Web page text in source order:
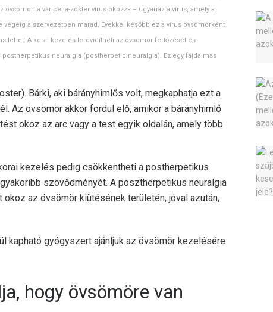
a varicella-zoster vírus okozza – ugyanaz a vírus, amely a
a szervezetben marad. Évekkel később ez a vírus övsömörként
lehet. A korai kezelés lerövidítheti az övsömör fertőzését és
neuralgia (postherpetic neuralgia). Ez egy fájdalmas
Bárki, aki bárányhimlős volt, megkaphatja ezt a
Az övsömör akkor fordul elő, amikor a bárányhimlő
okoz az arc vagy a test egyik oldalán, amely több
kezelés pedig csökkentheti a postherpetikus
szövődményét. A posztherpetikus neuralgia
az övsömör kiütésének területén, jóval azután,
kapható gyógyszert ajánljuk az övsömör kezelésére
hogy övsömöre van